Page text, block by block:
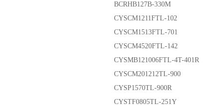
BCRHB127B-330M
CYSCM1211FTL-102
CYSCM1513FTL-701
CYSCM4520FTL-142
CYSMB121006FTL-4T-401R
CYSCM201212TL-900
CYSP1570TL-900R
CYSTF0805TL-251Y